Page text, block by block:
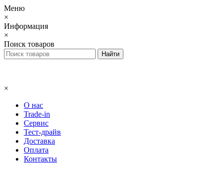
Меню
×
Информация
×
Поиск товаров
×
О нас
Trade-in
Сервис
Тест-драйв
Доставка
Оплата
Контакты